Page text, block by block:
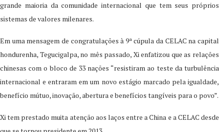
grande maioria da comunidade internacional que tem seus próprios
sistemas de valores milenares.
Em uma mensagem de congratulações à 9ª cúpula da CELAC na capital
hondurenha, Tegucigalpa, no mês passado, Xi enfatizou que as relações
chinesas com o bloco de 33 nações “resistiram ao teste da turbulência
internacional e entraram em um novo estágio marcado pela igualdade,
benefício mútuo, inovação, abertura e benefícios tangíveis para o povo”.
Xi tem prestado muita atenção aos laços entre a China e a CELAC desde